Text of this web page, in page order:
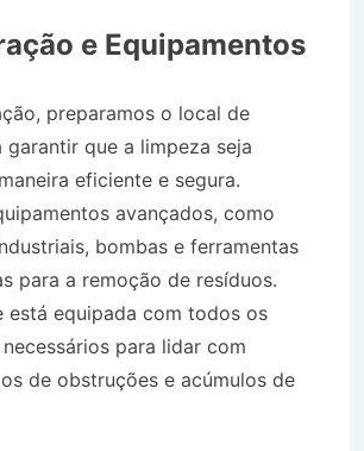
e Equipamentos
preparamos o local de
que a limpeza seja
eficiente e segura.
avançados, como
bombas e ferramentas
para a remoção de resíduos.
está equipada com todos os
para lidar com
de obstruções e acúmulos de